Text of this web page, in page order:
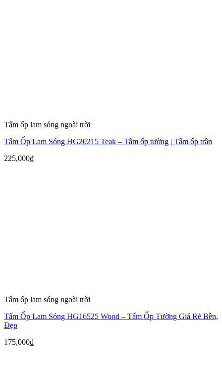
Tấm ốp lam sóng ngoài trời
Tấm Ốp Lam Sóng HG20215 Teak – Tấm ốp tường | Tấm ốp trần
225,000₫
Tấm ốp lam sóng ngoài trời
Tấm Ốp Lam Sóng HG16525 Wood – Tấm Ốp Tường Giá Rẻ Bền,
Đẹp
175,000₫